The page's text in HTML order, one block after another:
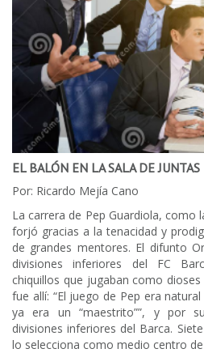
EL BALÓN EN LA SALA DE JUNTAS
Por: Ricardo Mejía Cano
La carrera de Pep Guardiola, como
forjó gracias a la tenacidad y
de grandes mentores. El difunto
divisiones inferiores del FC
chiquillos que jugaban como
fue allí: “El juego de Pep era
ya era un “maestrito””, y por
divisiones inferiores del Barca.
lo selecciona como medio centro